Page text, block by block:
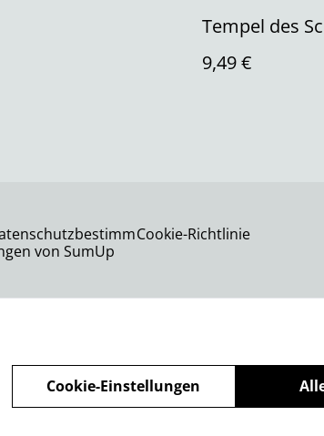
Tempel des
9,49 €
von SumUp
Cookie-Richtlinie
Cookie-Einstellungen